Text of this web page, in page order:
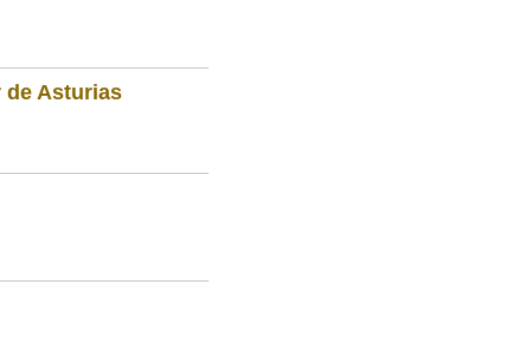
de Asturias